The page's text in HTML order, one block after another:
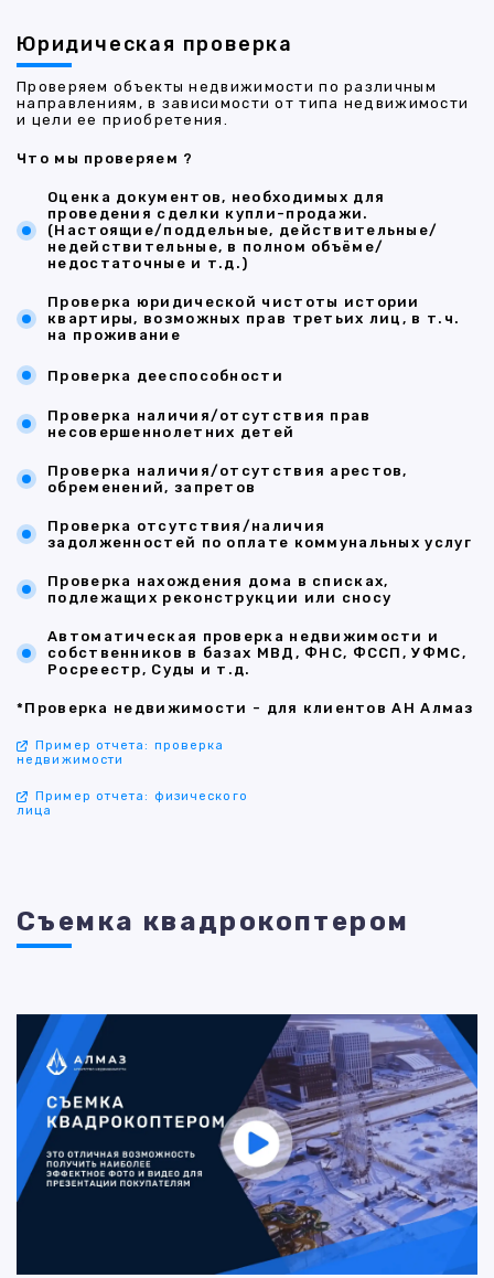
Юридическая проверка
Проверяем объекты недвижимости по различным
направлениям, в зависимости от типа недвижимости
и цели ее приобретения.
Что мы проверяем ?
Оценка документов, необходимых для
проведения сделки купли-продажи.
(Настоящие/поддельные, действительные/
недействительные, в полном объёме/
недостаточные и т.д.)
Проверка юридической чистоты истории
квартиры, возможных прав третьих лиц, в т.ч.
на проживание
Проверка дееспособности
Проверка наличия/отсутствия прав
несовершеннолетних детей
Проверка наличия/отсутствия арестов,
обременений, запретов
Проверка отсутствия/наличия
задолженностей по оплате коммунальных услуг
Проверка нахождения дома в списках,
подлежащих реконструкции или сносу
Автоматическая проверка недвижимости и
собственников в базах МВД, ФНС, ФССП, УФМС,
Росреестр, Суды и т.д.
*Проверка недвижимости - для клиентов АН Алмаз
Пример отчета: проверка
недвижимости
Пример отчета: физического
лица
Съемка квадрокоптером